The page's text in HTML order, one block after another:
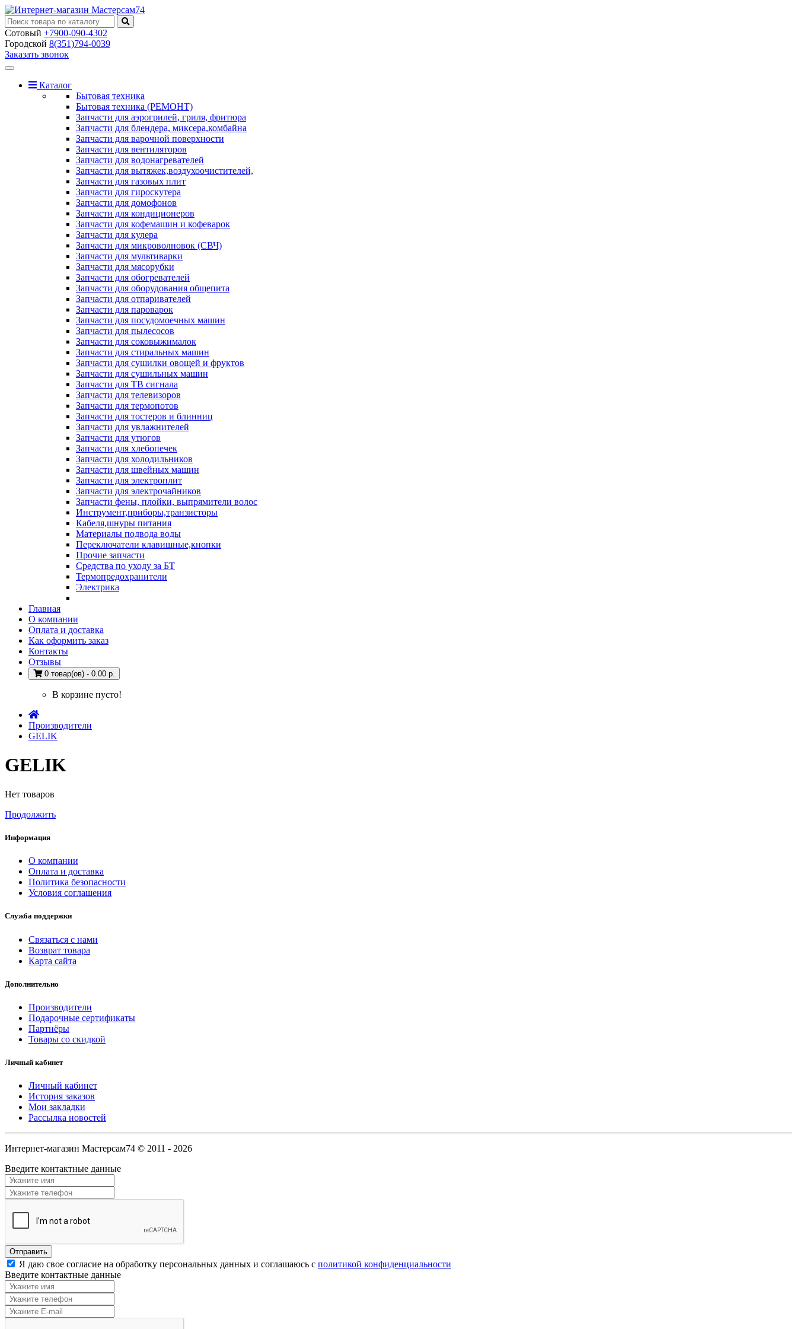
Сотовый +7900-090-4302
Городской 8(351)794-0039
Заказать звонок
Toggle
navigationКаталог
Бытовая техника
Бытовая техника (РЕМОНТ)
Запчасти для аэрогрилей, гриля, фритюра
Запчасти для блендера, миксера,комбайна
Запчасти для варочной поверхности
Запчасти для вентиляторов
Запчасти для водонагревателей
Запчасти для вытяжек,воздухоочистителей,
Запчасти для газовых плит
Запчасти для гироскутера
Запчасти для домофонов
Запчасти для кондиционеров
Запчасти для кофемашин и кофеварок
Запчасти для кулера
Запчасти для микроволновок (СВЧ)
Запчасти для мультиварки
Запчасти для мясорубки
Запчасти для обогревателей
Запчасти для оборудования общепита
Запчасти для отпаривателей
Запчасти для пароварок
Запчасти для посудомоечных машин
Запчасти для пылесосов
Запчасти для соковыжималок
Запчасти для стиральных машин
Запчасти для сушилки овощей и фруктов
Запчасти для сушильных машин
Запчасти для ТВ сигнала
Запчасти для телевизоров
Запчасти для термопотов
Запчасти для тостеров и блинниц
Запчасти для увлажнителей
Запчасти для утюгов
Запчасти для хлебопечек
Запчасти для холодильников
Запчасти для швейных машин
Запчасти для электроплит
Запчасти для электрочайников
Запчасти фены, плойки, выпрямители волос
Инструмент,приборы,транзисторы
Кабеля,шнуры питания
Материалы подвода воды
Переключатели клавишные,кнопки
Прочие запчасти
Средства по уходу за БТ
Термопредохранители
Электрика
Главная
О компании
Оплата и доставка
Как оформить заказ
Контакты
Отзывы
0 товар(ов) - 0.00 р.
В корзине пусто!
Производители
GELIK
GELIK
Нет товаров
Продолжить
Информация
О компании
Оплата и доставка
Политика безопасности
Условия соглашения
Служба поддержки
Связаться с нами
Возврат товара
Карта сайта
Дополнительно
Производители
Подарочные сертификаты
Партнёры
Товары со скидкой
Личный кабинет
Личный кабинет
История заказов
Мои закладки
Рассылка новостей
Интернет-магазин Мастерсам74 © 2011 - 2026
Введите контактные данные
Я даю свое согласие на обработку персональных данных и соглашаюсь с политикой конфиденциальности
Введите контактные данные